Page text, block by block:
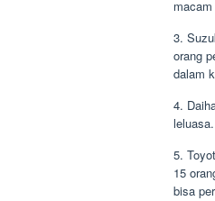
3.
orang
dalam
4.
5.
15
bisa